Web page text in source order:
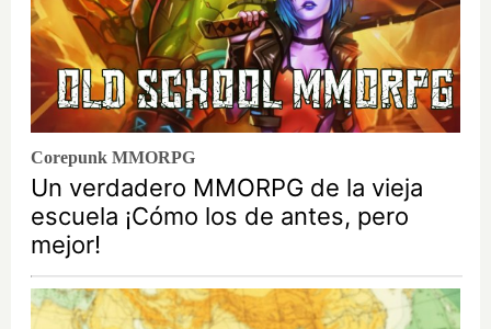
Corepunk MMORPG
Un verdadero MMORPG de la vieja
escuela ¡Cómo los de antes, pero
mejor!